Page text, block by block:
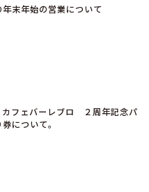
末年始の営業について
フェバーレブロ ２周年記念パ
について。